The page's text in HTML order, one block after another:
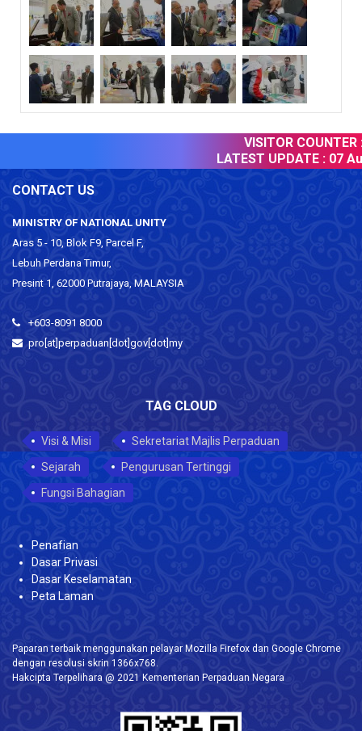
VISITOR COUNTER :
LATEST UPDATE : 07
CONTACT US
MINISTRY OF NATIONAL UNITY
Aras 5 - 10, Blok F9, Parcel F,
Lebuh Perdana Timur,
Presint 1, 62000 Putrajaya, MALAYSIA
+603-8091 8000
pro[at]perpaduan[dot]gov[dot]my
TAG CLOUD
Visi & Misi
Sekretariat Majlis Perpaduan
Sejarah
Pengurusan Tertinggi
Fungsi Bahagian
Penafian
Dasar Privasi
Dasar Keselamatan
Peta Laman
Paparan terbaik menggunakan pelayar Mozilla Firefox dan Google Chrome
dengan resolusi skrin 1366x768.
Hakcipta Terpelihara @ 2021 Kementerian Perpaduan Negara